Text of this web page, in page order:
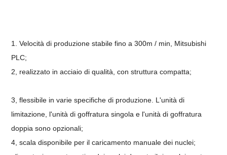
1. Velocità di produzione stabile fino a 300m / min, Mitsubishi
PLC;
2, realizzato in acciaio di qualità, con struttura compatta;
3, flessibile in varie specifiche di produzione. L'unità di
limitazione, l'unità di goffratura singola e l'unità di goffratura
doppia sono opzionali;
4, scala disponibile per il caricamento manuale dei nuclei;